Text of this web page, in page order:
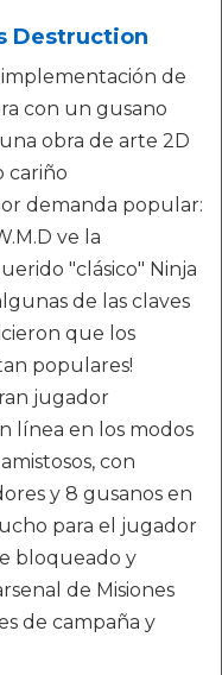
Destruction
de
con un gusano
obra de arte 2D
cariño
demanda popular:
ve la
"clásico" Ninja
de las claves
que los
populares!
jugador
línea en los modos
con
y 8 gusanos en
para el jugador
bloqueado y
de Misiones
de campaña y